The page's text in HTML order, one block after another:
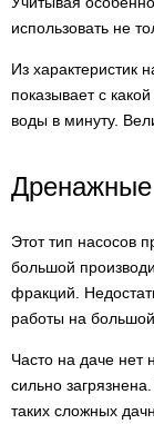
использовать не
Из характеристик
показывает с
воды в минуту.
Этот тип насосов
большой
фракций.
работы на большой
Часто на даче нет
сильно
таких сложных